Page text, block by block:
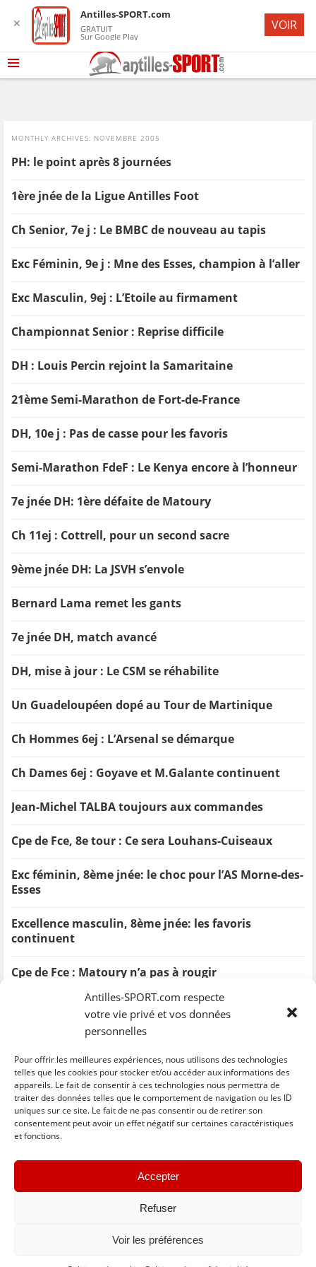
Antilles-SPORT.com respecte
votre vie privé et vos données
personnelles
Pour offrir les meilleures expériences, nous utilisons des technologies
telles que les cookies pour stocker et/ou accéder aux informations des
appareils. Le fait de consentir à ces technologies nous permettra de
traiter des données telles que le comportement de navigation ou les ID
uniques sur ce site. Le fait de ne pas consentir ou de retirer son
consentement peut avoir un effet négatif sur certaines caractéristiques
et fonctions.
Accepter
Refuser
Voir les préférences
MONTHLY ARCHIVES: NOVEMBRE 2005
PH: le point après 8 journées
1ère jnée de la Ligue Antilles Foot
Ch Senior, 7e j : Le BMBC de nouveau au tapis
Exc Féminin, 9e j : Mne des Esses, champion à l’aller
Exc Masculin, 9ej : L’Etoile au firmament
Championnat Senior : Reprise difficile
DH : Louis Percin rejoint la Samaritaine
21ème Semi-Marathon de Fort-de-France
DH, 10e j : Pas de casse pour les favoris
Semi-Marathon FdeF : Le Kenya encore à l’honneur
7e jnée DH: 1ère défaite de Matoury
Ch 11ej : Cottrell, pour un second sacre
9ème jnée DH: La JSVH s’envole
Bernard Lama remet les gants
7e jnée DH, match avancé
DH, mise à jour : Le CSM se réhabilite
Un Guadeloupéen dopé au Tour de Martinique
Ch Hommes 6ej : L’Arsenal se démarque
Ch Dames 6ej : Goyave et M.Galante continuent
Jean-Michel TALBA toujours aux commandes
Cpe de Fce, 8e tour : Ce sera Louhans-Cuiseaux
Exc féminin, 8ème jnée: le choc pour l’AS Morne-des-
Esses
Excellence masculin, 8ème jnée: les favoris
continuent
Cpe de Fce : Matoury n’a pas à rougir
DH, 8e jnée : La JSVH, imperturbable
13ème Triathlon Karukera
Les champions 2005 sont connus
Ch, 10e manche : Cottrell à une semaine du titre
DH, 9e j : Le Club Colonial ne confirme pas
✕
Antilles-SPORT.com
GRATUIT
Sur Google Play
VOIR